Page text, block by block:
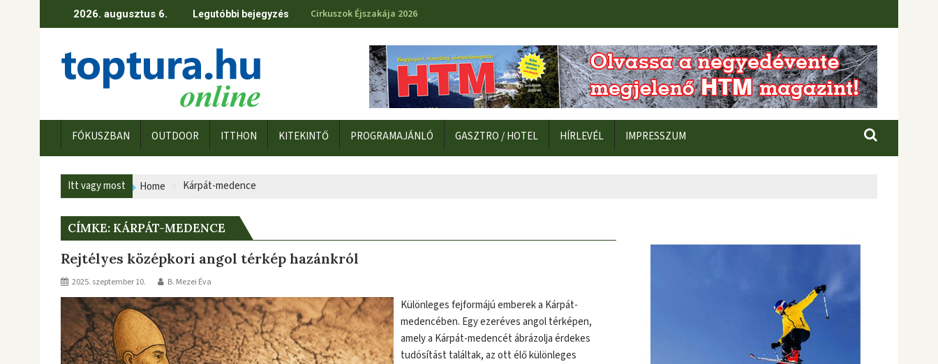
2026. augusztus 6. Legutóbbi bejegyzés Cirkuszok Éjszakája 2026
FÓKUSZBAN OUTDOOR ITTHON KITEKINTŐ PROGRAMAJÁNLÓ GASZTRO / HOTEL HÍRLEVÉL IMPRESSZUM
Itt vagy most Home Kárpát-medence
CÍMKE: KÁRPÁT-MEDENCE
Rejtélyes középkori angol térkép hazánkról
2025. szeptember 10. B. Mezei Éva
Különleges fejformájú emberek a Kárpát-
medencében. Egy ezeréves angol térképen,
amely a Kárpát-medencét ábrázolja érdekes
tudósítást találtak, az ott élő különleges